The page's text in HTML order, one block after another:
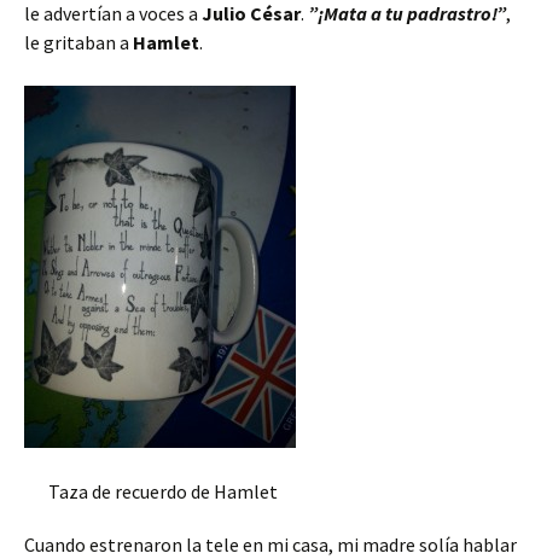
le advertían a voces a Julio César. ”¡Mata a tu padrastro!”,
le gritaban a Hamlet.
Taza de recuerdo de Hamlet
Cuando estrenaron la tele en mi casa, mi madre solía hablar